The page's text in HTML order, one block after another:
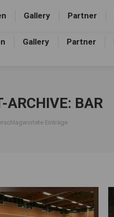
Gallery Partner
ARCHIVE: BAR
Einträge
Gallery Partner